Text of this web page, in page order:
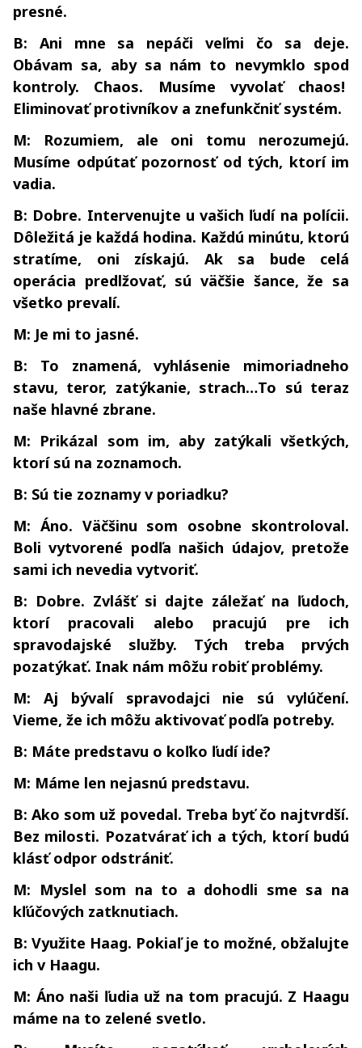
presné.
B: Ani mne sa nepáči veľmi čo sa deje.
Obávam sa, aby sa nám to nevymklo spod
kontroly. Chaos. Musíme vyvolať chaos!
Eliminovať protivníkov a znefunkčniť systém.
M: Rozumiem, ale oni tomu nerozumejú.
Musíme odpútať pozornosť od tých, ktorí im
vadia.
B: Dobre. Intervenujte u vašich ľudí na polícii.
Dôležitá je každá hodina. Každú minútu, ktorú
stratíme, oni získajú. Ak sa bude celá
operácia predlžovať, sú väčšie šance, že sa
všetko prevalí.
M: Je mi to jasné.
B: To znamená, vyhlásenie mimoriadneho
stavu, teror, zatýkanie, strach…To sú teraz
naše hlavné zbrane.
M: Prikázal som im, aby zatýkali všetkých,
ktorí sú na zoznamoch.
B: Sú tie zoznamy v poriadku?
M: Áno. Väčšinu som osobne skontroloval.
Boli vytvorené podľa našich údajov, pretože
sami ich nevedia vytvoriť.
B: Dobre. Zvlášť si dajte záležať na ľudoch,
ktorí pracovali alebo pracujú pre ich
spravodajské služby. Tých treba prvých
pozatýkať. Inak nám môžu robiť problémy.
M: Aj bývalí spravodajci nie sú vylúčení.
Vieme, že ich môžu aktivovať podľa potreby.
B: Máte predstavu o koľko ľudí ide?
M: Máme len nejasnú predstavu.
B: Ako som už povedal. Treba byť čo najtvrdší.
Bez milosti. Pozatvárať ich a tých, ktorí budú
klásť odpor odstrániť.
M: Myslel som na to a dohodli sme sa na
kľúčových zatknutiach.
B: Využite Haag. Pokiaľ je to možné, obžalujte
ich v Haagu.
M: Áno naši ľudia už na tom pracujú. Z Haagu
máme na to zelené svetlo.